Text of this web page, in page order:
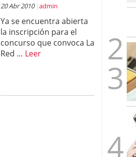
20 Abr 2010 admin
Ya se encuentra abierta
la inscripción para el
concurso que convoca La
Red … Leer